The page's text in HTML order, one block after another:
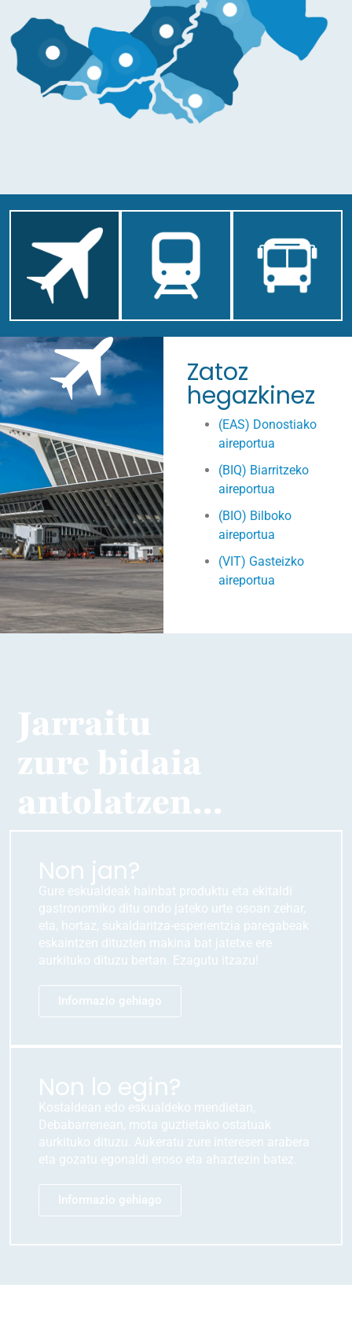
Informazio gehiago
Informazio gehiago
Informazio gehiago
Zatoz
hegazkinez
(EAS) Donostiako
aireportua
(BIQ) Biarritzeko
aireportua
(BIO) Bilboko
aireportua
(VIT) Gasteizko
aireportua
Jarraitu
zure bidaia
antolatzen...
Non jan?
Gure eskualdeak hainbat produktu eta ekitaldi
gastronomiko ditu ondo jateko urte osoan zehar,
eta, hortaz, sukaldaritza-esperientzia paregabeak
eskaintzen dituzten makina bat jatetxe ere
aurkituko dituzu bertan. Ezagutu itzazu!
Informazio gehiago
Non lo egin?
Kostaldean edo eskualdeko mendietan,
Debabarrenean, mota guztietako ostatuak
aurkituko dituzu. Aukeratu zure interesen arabera
eta gozatu egonaldi eroso eta ahaztezin batez.
Informazio gehiago